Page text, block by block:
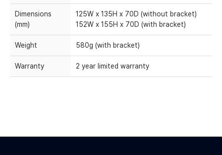
Dimensions
(mm)
125W x 135H x 70D (without bracket)
152W x 155H x 70D (with bracket)
Weight 580g (with bracket)
Warranty 2 year limited warranty